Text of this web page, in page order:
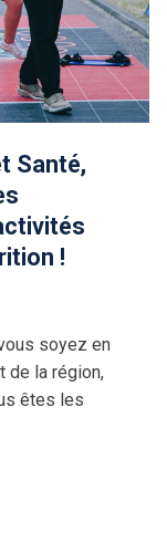
Santé,
!
soyez en
de la région,
êtes les